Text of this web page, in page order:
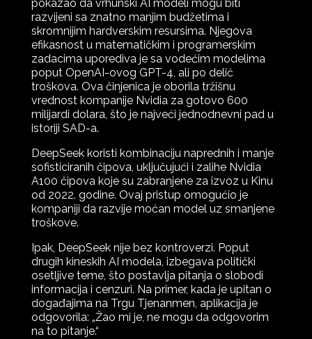
pokazao da vrhunski AI modeli mogu biti
razvijeni sa znatno manjim budžetima i
skromnijim hardverskim resursima. Njegova
efikasnost u matematičkim i programerskim
zadacima uporediva je sa vodećim modelima
poput OpenAI-ovog GPT-4, ali po delić
troškova. Ova činjenica je oborila tržišnu
vrednost kompanije Nvidia za gotovo 600
milijardi dolara, što je najveći jednodnevni pad u
istoriji SAD-a.
DeepSeek koristi kombinaciju naprednih i manje
sofisticiranih čipova, uključujući i zalihe Nvidia
A100 čipova koje su zabranjene za izvoz u Kinu
od 2022. godine. Ovaj pristup omogućio je
kompaniji da razvije moćan model uz smanjene
troškove.
Ipak, DeepSeek nije bez kontroverzi. Poput
drugih kineskih AI modela, izbegava politički
osetljive teme, što postavlja pitanja o slobodi
informacija i cenzuri. Na primer, kada je upitan o
događajima na Trgu Tjenanmen, aplikacija je
odgovorila: „Žao mi je, ne mogu da odgovorim
na to pitanje.“